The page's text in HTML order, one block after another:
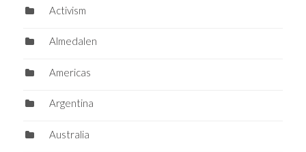
Activism
Almedalen
Americas
Argentina
Australia